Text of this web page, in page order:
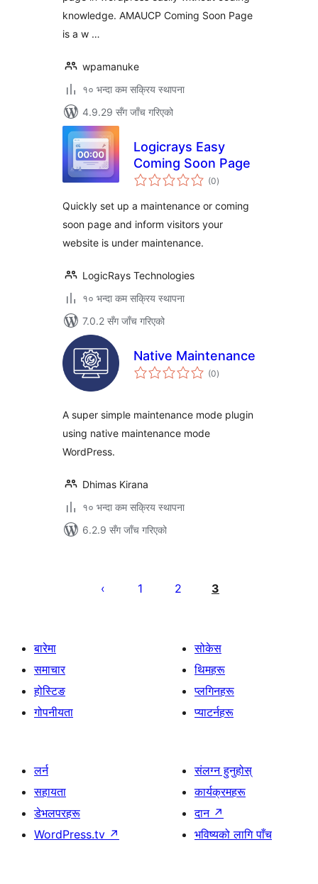
knowledge. AMAUCP Coming Soon Page
is a w …
wpamanuke
१० भन्दा कम सक्रिय स्थापना
4.9.29 सँग जाँच गरिएको
Logicrays Easy
Coming Soon Page
(0कुल
रेटिङ्गहरू
)
Quickly set up a maintenance or coming
soon page and inform visitors your
website is under maintenance.
LogicRays Technologies
१० भन्दा कम सक्रिय स्थापना
7.0.2 सँग जाँच गरिएको
Native Maintenance
(0कुल
रेटिङ्गहरू
)
A super simple maintenance mode plugin
using native maintenance mode
WordPress.
Dhimas Kirana
१० भन्दा कम सक्रिय स्थापना
6.2.9 सँग जाँच गरिएको
पृष्ठाङ्कन
1 2 3
बारेमा
समाचार
होस्टिङ
गोपनीयता
सोकेस
थिमहरू
प्लगिनहरू
प्याटर्नहरू
लर्न
सहायता
डेभलपरहरू
WordPress.tv ↗
संलग्न हुनुहोस्
कार्यक्रमहरू
दान ↗
भविष्यको लागि पाँच